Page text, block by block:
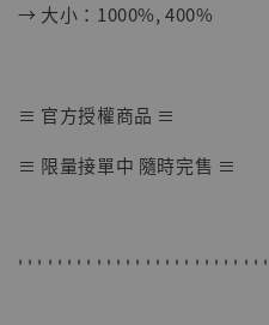
【店內現貨】七龍珠
NT$ 4,280
→ 大小：1000%, 400%
≡ 官方授權商品 ≡
≡ 限量接單中 隨時完售 ≡
' ' ' ' ' ' ' ' ' ' ' ' ' ' ' ' ' ' ' ' ' ' ' ' ' '